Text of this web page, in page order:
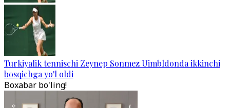
Turkiyalik tennischi Zeynep Sonmez Uimbldonda ikkinchi
bosqichga yo'l oldi
Boxabar bo'ling!